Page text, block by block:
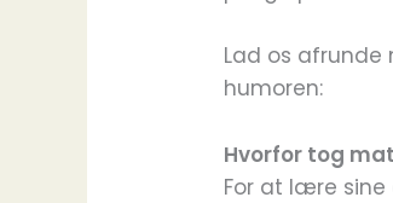
Lad os
humoren:
Hvorfor tog
For at lære sine